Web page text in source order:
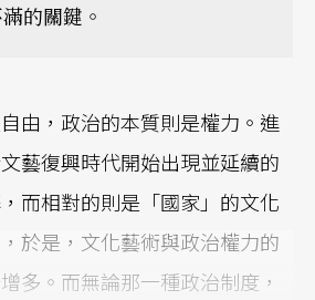
的關鍵。
由，政治的本質則是權力。進
藝復興時代開始出現並延續的
而相對的則是「國家」的文化
於是，文化藝術與政治權力的
多。而無論那一種政治制度，